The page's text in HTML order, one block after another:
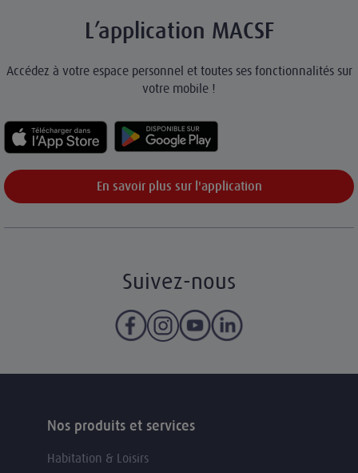
L’application MACSF
Accédez à votre espace personnel et toutes ses fonctionnalités sur
votre mobile !
En savoir plus sur l'application
Suivez-nous
Nos produits et services
Habitation & Loisirs